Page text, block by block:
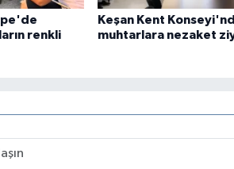
renkli
Keşan Kent
muhtarlara nezaket